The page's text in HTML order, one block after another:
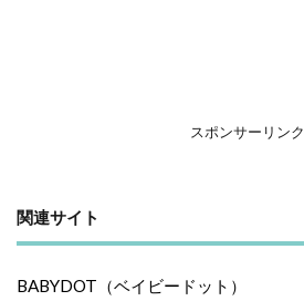
スポンサーリンク
関連サイト
BABYDOT（ベイビードット）